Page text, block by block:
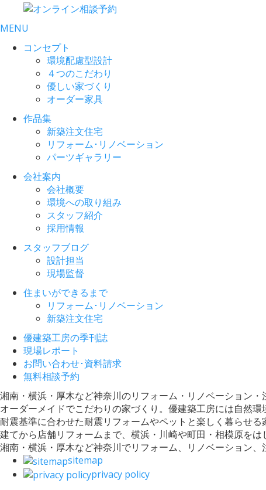
MENU
コンセプト
環境配慮型設計
４つのこだわり
優しい家づくり
オーダー家具
作品集
新築注文住宅
リフォーム･リノベーション
パーツギャラリー
会社案内
会社概要
環境への取り組み
スタッフ紹介
採用情報
スタッフブログ
設計担当
現場監督
住まいができるまで
リフォーム･リノベーション
新築注文住宅
優建築工房の季刊誌
現場レポート
お問い合わせ･資料請求
無料相談予約
湘南・横浜・厚木など神奈川のリフォーム・リノベーション・
オーダーメイドでこだわりの家づくり。優建築工房には自然
耐震基準に合わせた耐震リフォームやペットと楽しく暮らせ
建てから店舗リフォームまで、横浜・川崎や町田・相模原を
湘南・横浜・厚木など神奈川でリフォーム、リノベーション
sitemap
privacy policy